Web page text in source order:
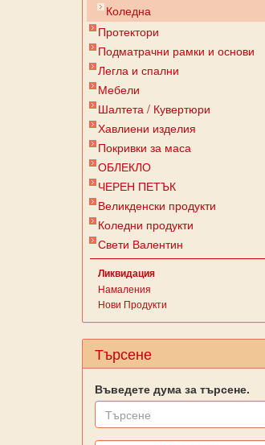
Коледна
Протектори
Подматрачни рамки и основи
Легла и спални
Мебели
Шалтета / Кувертюри
Хавлиени изделия
Покривки за маса
ОБЛЕКЛО
ЧЕРЕН ПЕТЪК
Великденски продукти
Коледни продукти
Свети Валентин
Ликвидация
Намаления
Нови Продукти
Търсене
Въведете дума за търсене.